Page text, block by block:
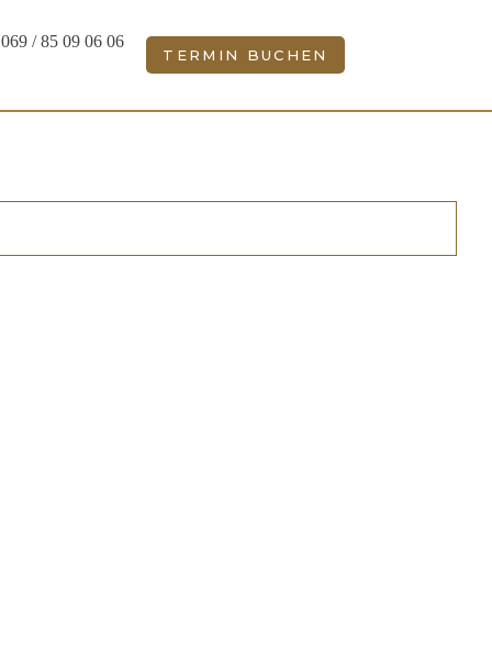
069 / 85 09 06 06
TERMIN BUCHEN